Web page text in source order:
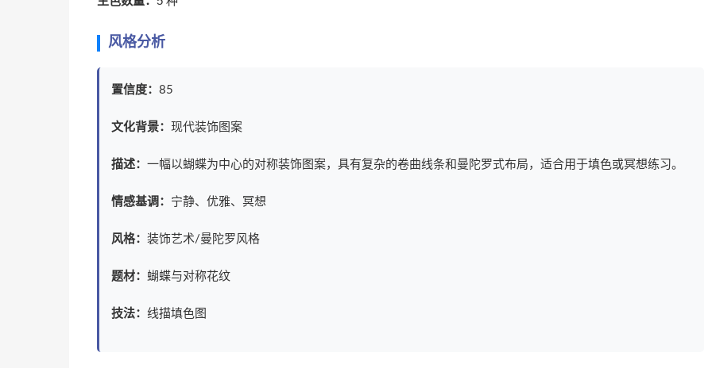
风格分析
置信度： 85
文化背景： 现代装饰图案
描述： 一幅以蝴蝶为中心的对称装饰图案，具有复杂的卷曲线条和曼陀罗式布局，适合用于填色或冥想练习。
情感基调： 宁静、优雅、冥想
风格： 装饰艺术/曼陀罗风格
题材： 蝴蝶与对称花纹
技法： 线描填色图